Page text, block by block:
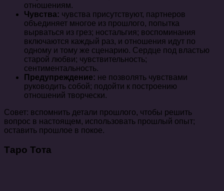
отношениям.
Чувства: чувства присутствуют, партнеров
объединяет многое из прошлого, попытка
вырваться из грез; ностальгия; воспоминания
включаются каждый раз, и отношения идут по
одному и тому же сценарию. Сердце под властью
старой любви; чувствительность;
сентиментальность.
Предупреждение: не позволять чувствами
руководить собой; подойти к построению
отношений творчески.
Совет: вспомнить детали прошлого, чтобы решить
вопрос в настоящем, использовать прошлый опыт;
оставить прошлое в покое.
Таро Тота